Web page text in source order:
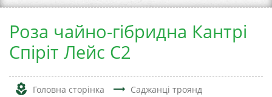
Роза чайно-гібридна Кантрі
Спіріт Лейс С2
local_florist Головна сторінка trending_flat Саджанці троянд